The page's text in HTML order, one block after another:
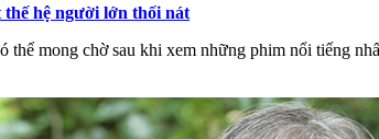
thế hệ người lớn thối nát
mong chờ sau khi xem những phim nổi tiếng